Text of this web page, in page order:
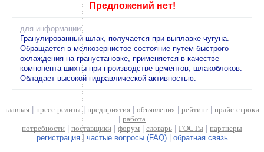
Предложений нет!
для информации:
Гранулированный шлак, получается при выплавке чугуна.
Обращается в мелкозернистое состояние путем быстрого
охлаждения на гранустановке, применяется в качестве
компонента шихты при производстве цементов, шлакоблоков.
Обладает высокой гидравлической активностью.
главная| пресс-релизы | предприятия| объявления| рейтинг| прайс-строки
работа
потребности
поставщики форум словарь ГОСТы
партнеры
регистрация| частые вопросы (FAQ)| обратная связь